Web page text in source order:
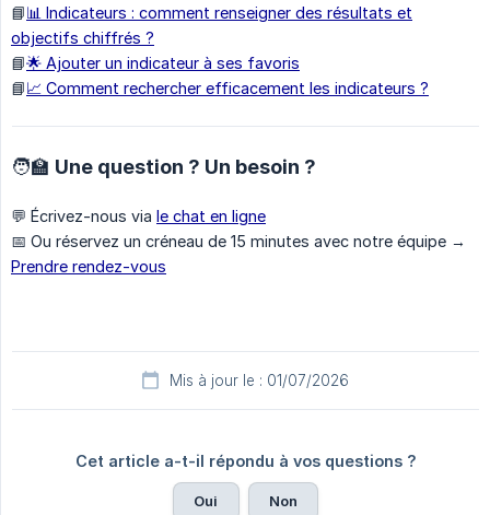
📘📊 Indicateurs : comment renseigner des résultats et
objectifs chiffrés ?
📘🌟 Ajouter un indicateur à ses favoris
📘📈 Comment rechercher efficacement les indicateurs ?
🧑‍🏫 Une question ? Un besoin ?
💬 Écrivez-nous via le chat en ligne
📅 Ou réservez un créneau de 15 minutes avec notre équipe →
Prendre rendez-vous
Mis à jour le : 01/07/2026
Cet article a-t-il répondu à vos questions ?
Oui Non